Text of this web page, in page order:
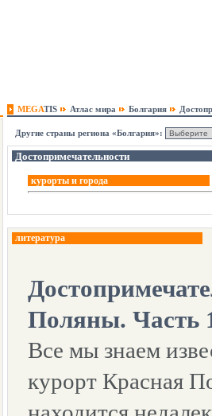
MEGATIS Атлас мира Болгария
Другие страны региона «Болгария»:
Достопримечательности
курорты и города
литература
Поляны. Часть
Все мы знаем
курорт Красная